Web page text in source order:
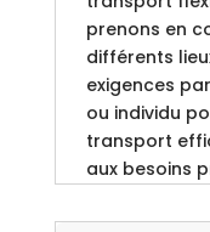
prenons en
différents
exigences
ou individu
transport
aux besoins